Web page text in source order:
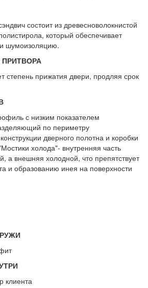
состоит из древесноволокнистой
который обеспечивает
шумоизоляцию.
ПРИТВОРА
степень прижатия двери, продляя срок
с низким показателем
по периметру
дверного полотна и коробки
холода"- внутренняя часть
а внешняя холодной, что препятствует
и образованию инея на поверхности
клиента